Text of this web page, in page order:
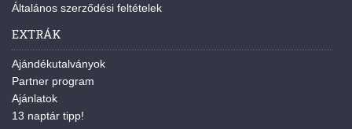
Általános szerződési feltételek
EXTRÁK
Ajándékutalványok
Partner program
Ajánlatok
13 naptár tipp!